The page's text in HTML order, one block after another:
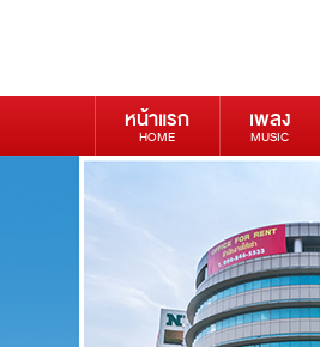
หน้าแรก
HOME
เพลง
MUSIC